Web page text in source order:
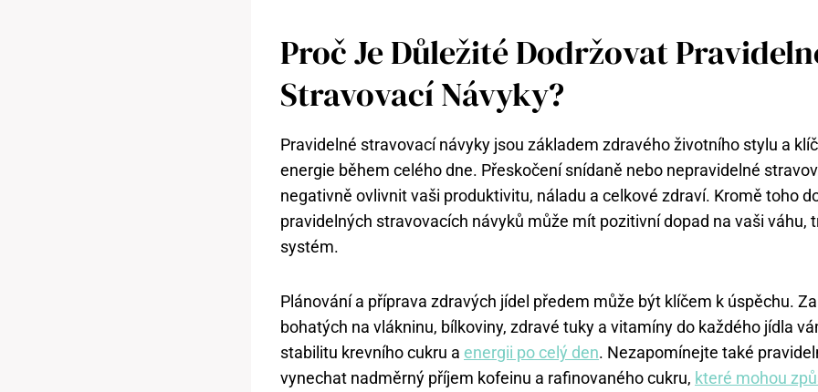
Proč Je Důležité Dodržovat
Stravovací Návyky?
Pravidelné stravovací návyky jsou základem zdravého životního stylu a
energie během celého dne. Přeskočení snídaně nebo nepravidelné
negativně ovlivnit vaši produktivitu, náladu a celkové zdraví. Kromě toho
pravidelných stravovacích návyků může mít pozitivní dopad na vaši váhu,
systém.
Plánování a příprava zdravých jídel předem může být klíčem k úspěchu.
bohatých na vlákninu, bílkoviny, zdravé tuky a vitamíny do každého jídla
stabilitu krevního cukru a energii po celý den. Nezapomínejte také
vynechat nadměrný příjem kofeinu a rafinovaného cukru, které mohou